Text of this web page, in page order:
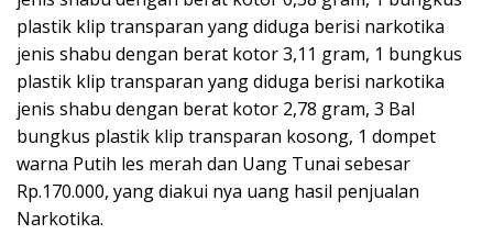
plastik klip transparan yang diduga berisi narkotika
jenis shabu dengan berat kotor 3,11 gram, 1 bungkus
plastik klip transparan yang diduga berisi narkotika
jenis shabu dengan berat kotor 2,78 gram, 3 Bal
bungkus plastik klip transparan kosong, 1 dompet
warna Putih les merah dan Uang Tunai sebesar
Rp.170.000, yang diakui nya uang hasil penjualan
Narkotika.